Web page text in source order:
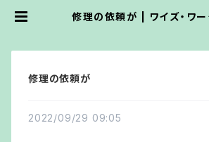
修理の依頼が | ワイズ・ワー
修理の依頼が
2022/09/29 09:05